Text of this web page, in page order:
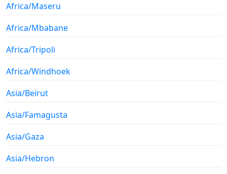
Africa/Maseru
Africa/Mbabane
Africa/Tripoli
Africa/Windhoek
Asia/Beirut
Asia/Famagusta
Asia/Gaza
Asia/Hebron